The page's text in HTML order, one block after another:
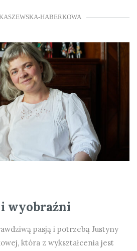
HABERKOWA
wyobraźni
pasją i potrzebą Justyny
która z wykształcenia jest